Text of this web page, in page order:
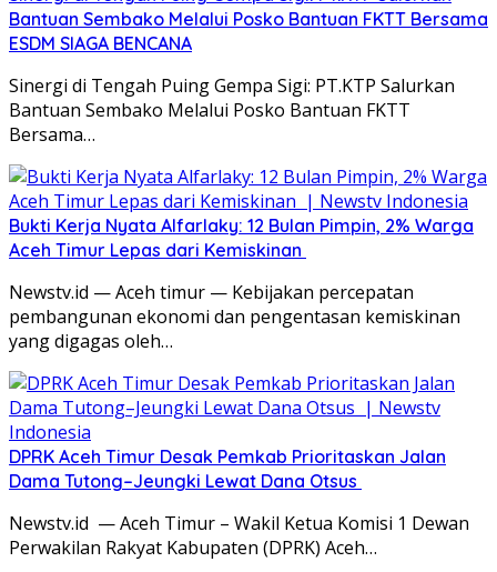
Bantuan Sembako Melalui Posko Bantuan FKTT Bersama
ESDM SIAGA BENCANA
Sinergi di Tengah Puing Gempa Sigi: PT.KTP Salurkan
Bantuan Sembako Melalui Posko Bantuan FKTT
Bersama…
Bukti Kerja Nyata Alfarlaky: 12 Bulan Pimpin, 2% Warga
Aceh Timur Lepas dari Kemiskinan ‎
Newstv.id — Aceh timur — Kebijakan percepatan
pembangunan ekonomi dan pengentasan kemiskinan
yang digagas oleh…
DPRK Aceh Timur Desak Pemkab Prioritaskan Jalan
Dama Tutong–Jeungki Lewat Dana Otsus ‎
Newstv.id — Aceh Timur – Wakil Ketua Komisi 1 Dewan
Perwakilan Rakyat Kabupaten (DPRK) Aceh…